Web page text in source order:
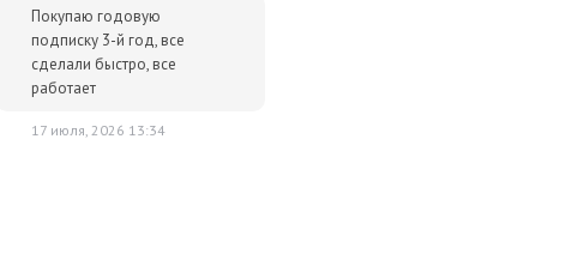
Покупаю годовую
подписку 3-й год, все
сделали быстро, все
работает
17 июля, 2026 13:34